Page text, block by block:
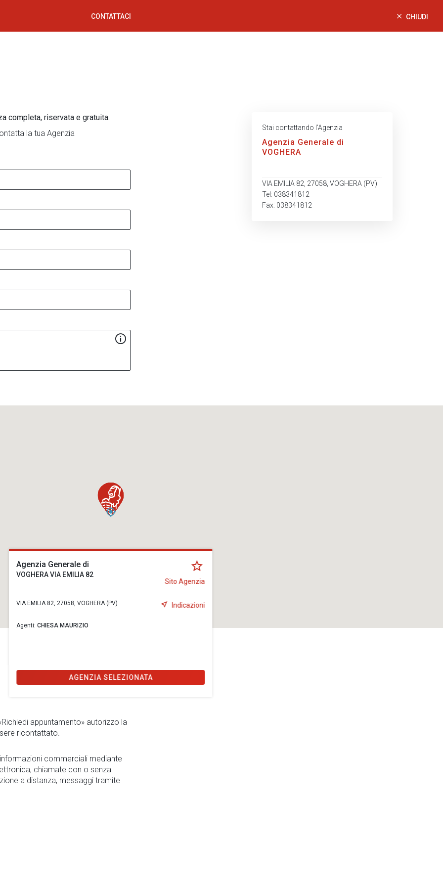
CONTATTACI CHIUDI
completa, riservata e gratuita.
la tua Agenzia
Stai contattando l’Agenzia
Agenzia Generale di
VOGHERA
VIA EMILIA 82, 27058, VOGHERA (PV)
Tel: 038341812
Fax: 038341812
Agenzia Generale di
VOGHERA VIA EMILIA 82
Sito Agenzia
VIA EMILIA 82, 27058, VOGHERA (PV) Indicazioni
Agenti:CHIESA MAURIZIO
AGENZIA SELEZIONATA
appuntamento» autorizzo la
ricontattato.
commerciali mediante
chiamate con o senza
a distanza, messaggi tramite